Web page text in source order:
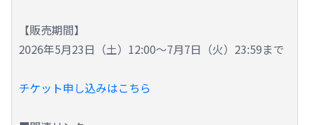
【販売期間】
2026年5月23日（土）12:00～7月7日（火）23:59まで
チケット申し込みはこちら